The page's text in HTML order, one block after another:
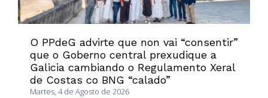
O PPdeG advirte que non vai “consentir”
que o Goberno central prexudique a
Galicia cambiando o Regulamento Xeral
de Costas co BNG “calado”
Martes, 4 de Agosto de 2026